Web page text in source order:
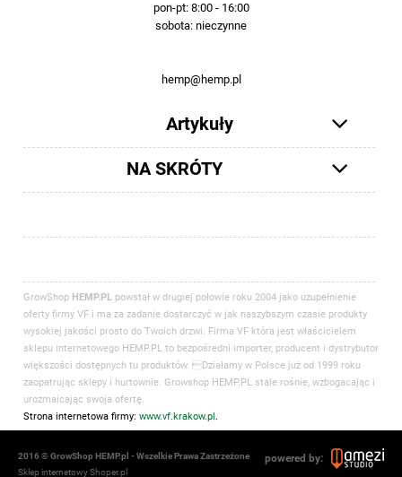
pon-pt: 8:00 - 16:00
sobota: nieczynne
hemp@hemp.pl
Artykuły
NA SKRÓTY
GrowShop HEMP.PL powstał w drugiej połowie roku 2004 jako uzupełnienie
oferty firmy VF i ma za zadanie dostarczyć w jak naszybszym czasie produkty
wysokiej jakości prosto do Twoich drzwi. Firma VF która jest właścicielem
sklepu internetowego HEMP.PL to bezpośredni importer, producent i dystrybutor
większości dostępnych tu produktów. Działamy w Polsce już od 1999 roku
zaopatrując sklepy i hurtownie. Growshop HEMP.PL stale rośnie, wzbogacając i
urozmaicając swoja ofertę.
Strona internetowa firmy: www.vf.krakow.pl.
2016 © GrowShop HEMP.pl - Wszelkie Prawa Zastrzeżone
Sklep internetowy Shoper.pl
powered by: